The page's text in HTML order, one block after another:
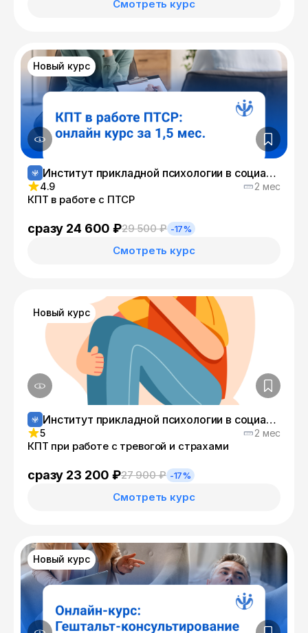
Смотреть курс
Новый курс
Институт прикладной психологии в социальной сфере
4.9 2 мес
КПТ в работе с ПТСР
сразу 24 600 ₽29 500 ₽ -17%
Смотреть курс
Новый курс
Институт прикладной психологии в социальной сфере
5 2 мес
КПТ при работе с тревогой и страхами
сразу 23 200 ₽27 900 ₽ -17%
Смотреть курс
Новый курс